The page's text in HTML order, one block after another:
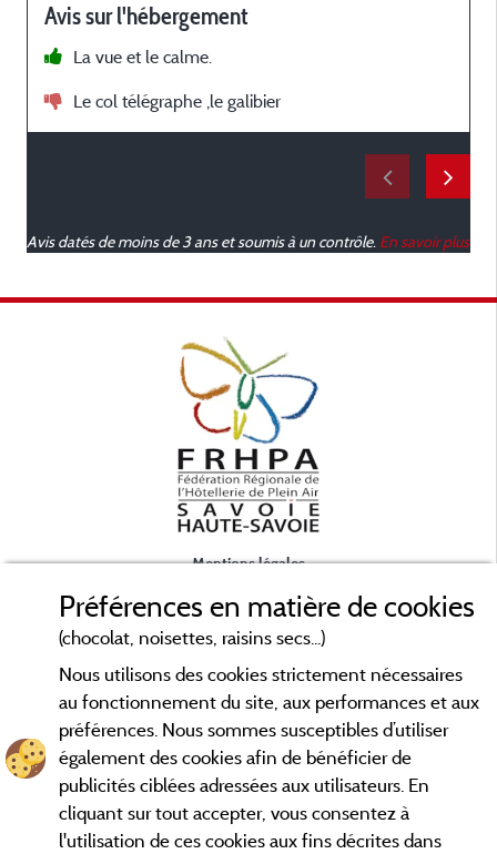
Avis sur l'hébergement
La vue et le calme.
Le col télégraphe ,le galibier
Avis datés de moins de 3 ans et soumis à un contrôle. En savoir plus
Mentions légales
Contact
CGV
Les meilleurs campings en Savoie. Consultez les fiches de nos
adhérents et découvrez nos meilleures offres en Chartreuse,
en Maurienne, Génévois, des lacs d'Aiguebelette, Annecy,
Préférences en matière de cookies
(chocolat, noisettes, raisins secs...)
Nous utilisons des cookies strictement nécessaires
au fonctionnement du site, aux performances et aux
préférences. Nous sommes susceptibles d’utiliser
également des cookies afin de bénéficier de
publicités ciblées adressées aux utilisateurs. En
cliquant sur tout accepter, vous consentez à
l'utilisation de ces cookies aux fins décrites dans